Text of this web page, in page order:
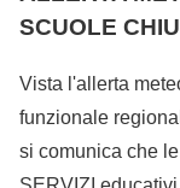
SCUOLE
Vista l'allerta
funzionale
si comunica che